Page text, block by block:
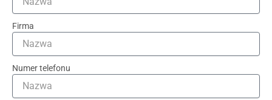
Firma
Numer telefonu